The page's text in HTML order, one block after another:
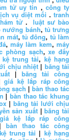
tử uy tín , công ty
vụ diệt mối .tranh
tử.luật sư bào
nướng bánh, tủ trưng
mát, tủ đông, tủ làm
, máy làm kem, máy
phòng sạch,xe đẩy
kệ trung tải, kệ hạng
chịu nhiệt| băng tải
| băng tải công
giá kệ lắp ráp công
sạch | bàn thao tác
| bàn thao tác khung
|băng tải lưới chịu
sản xuất |băng tải
giá kệ lắp ráp công
bàn thao tác công
kệ trung tải | kệ hạng